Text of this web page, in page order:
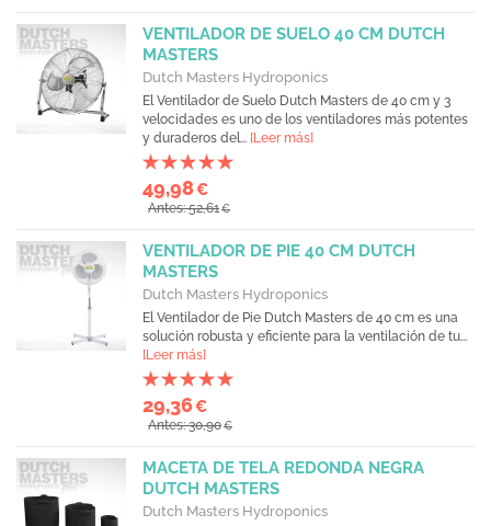
VENTILADOR DE SUELO 40 CM DUTCH
MASTERS
Dutch Masters Hydroponics
El Ventilador de Suelo Dutch Masters de 40 cm y 3
velocidades es uno de los ventiladores más potentes
y duraderos del... [Leer más]
49,98€
Antes: 52,61€
VENTILADOR DE PIE 40 CM DUTCH
MASTERS
Dutch Masters Hydroponics
El Ventilador de Pie Dutch Masters de 40 cm es una
solución robusta y eficiente para la ventilación de tu...
[Leer más]
29,36€
Antes: 30,90€
MACETA DE TELA REDONDA NEGRA
DUTCH MASTERS
Dutch Masters Hydroponics